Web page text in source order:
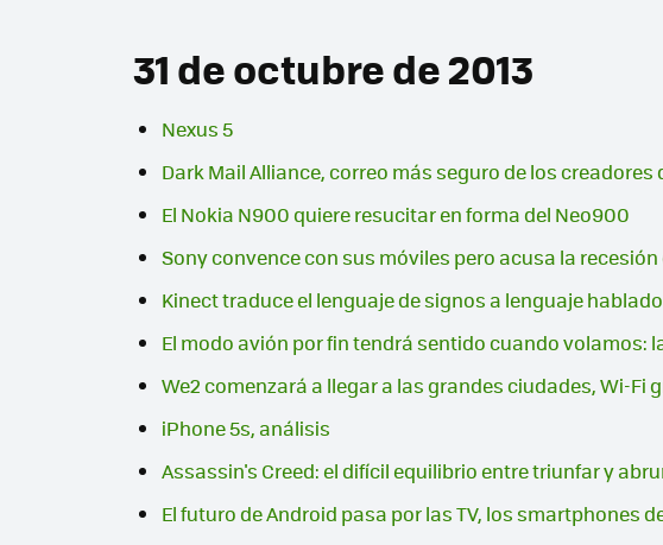
31 de octubre de 2013
Nexus 5
Dark Mail Alliance, correo más seguro de los creadores
El Nokia N900 quiere resucitar en forma del Neo900
Sony convence con sus móviles pero acusa la recesión
Kinect traduce el lenguaje de signos a lenguaje hablado
El modo avión por fin tendrá sentido cuando volamos:
We2 comenzará a llegar a las grandes ciudades, Wi-Fi
iPhone 5s, análisis
Assassin's Creed: el difícil equilibrio entre triunfar y
El futuro de Android pasa por las TV, los smartphones